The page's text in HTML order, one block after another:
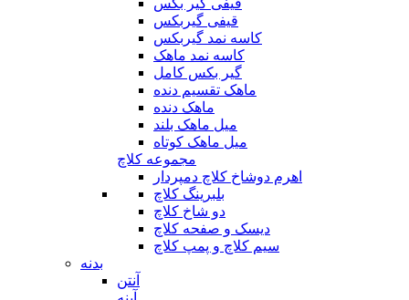
قیفی گیر بکس
قیفی گیربکس
کاسه نمد گیربکس
کاسه نمد ماهک
گیر بکس کامل
ماهک تقسیم دنده
ماهک دنده
میل ماهک بلند
میل ماهک کوتاه
مجموعه کلاچ
اهرم دوشاخ کلاچ دمپردار
بلبرینگ کلاچ
دو شاخ کلاچ
دیسک و صفحه کلاچ
سیم کلاچ و پمپ کلاچ
بدنه
آنتن